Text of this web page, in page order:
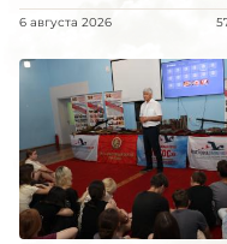
6 августа 2026